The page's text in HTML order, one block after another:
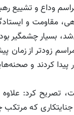
وداع و تشییع
و ایستادگی
بسیار چشمگیر
زودتر از
کردند و
تصریح کرد: علاوه
جنایتکاری که